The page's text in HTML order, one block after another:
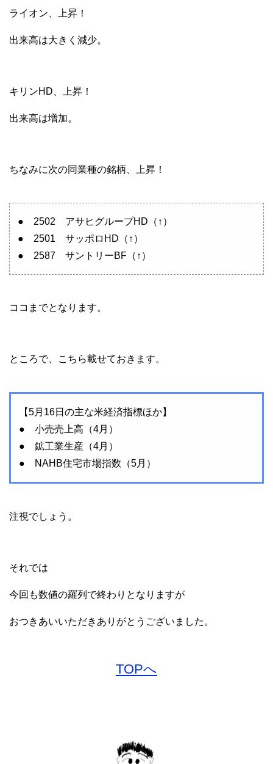
ライオン、上昇！
出来高は大きく減少。
キリンHD、上昇！
出来高は増加。
ちなみに次の同業種の銘柄、上昇！
● 2502 アサヒグループHD（↑）
● 2501 サッポロHD（↑）
● 2587 サントリーBF（↑）
ココまでとなります。
ところで、こちら載せておきます。
【5月16日の主な米経済指標ほか】
● 小売売上高（4月）
● 鉱工業生産（4月）
● NAHB住宅市場指数（5月）
注視でしょう。
それでは
今回も数値の羅列で終わりとなりますが
おつきあいいただきありがとうございました。
TOPへ